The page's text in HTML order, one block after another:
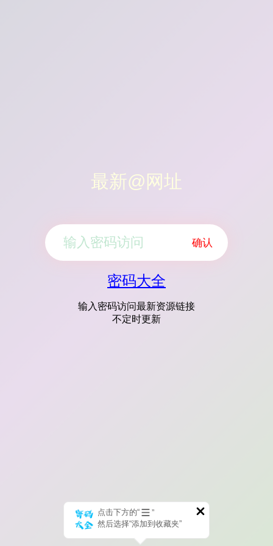
最新@网址
确认
密码大全
输入密码访问最新资源链接
不定时更新
点击下方的“
”
然后选择“添加到收藏夹”